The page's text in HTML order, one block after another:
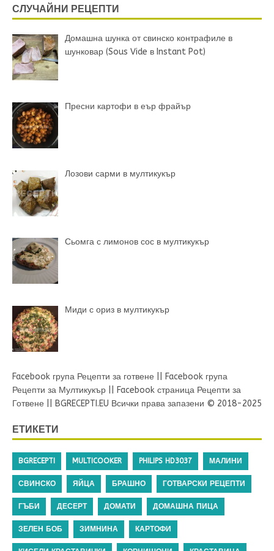
СЛУЧАЙНИ РЕЦЕПТИ
Домашна шунка от свинско контрафиле в
шунковар (Sous Vide в Instant Pot)
Пресни картофи в еър фрайър
Лозови сарми в мултикукър
Сьомга с лимонов сос в мултикукър
Миди с ориз в мултикукър
Facebook група Рецепти за готвене
Facebook група
Рецепти за Мултикукър
Facebook страница Рецепти за
Готвене
BGRECEPTI.EU Всички права запазени © 2018-2025
ЕТИКЕТИ
BGRECEPTI MULTICOOKER PHILIPS HD3037 МАЛИНИ
СВИНСКО ЯЙЦА БРАШНО ГОТВАРСКИ РЕЦЕПТИ
ГЪБИ ДЕСЕРТ ДОМАТИ ДОМАШНА ПИЦА
ЗЕЛЕН БОБ ЗИМНИНА КАРТОФИ